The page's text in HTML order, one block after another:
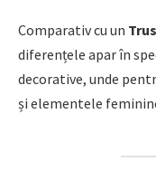
Comparativ cu un
diferențele apar în
decorative, unde
și elementele